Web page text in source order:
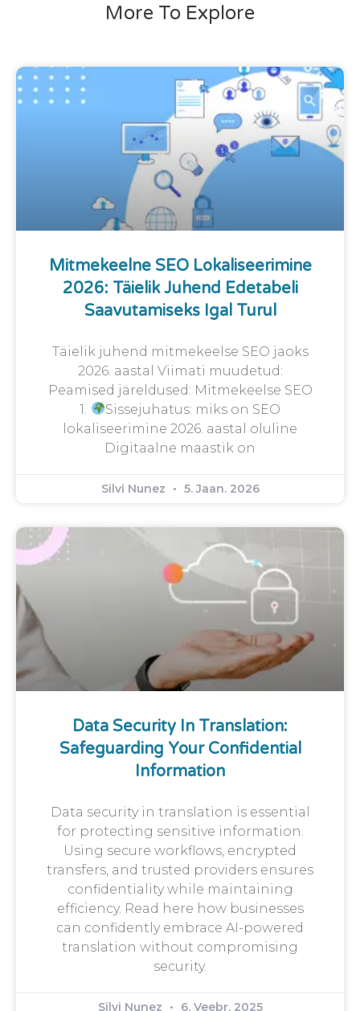
More To Explore
Mitmekeelne SEO Lokaliseerimine
2026: Täielik Juhend Edetabeli
Saavutamiseks Igal Turul
Täielik juhend mitmekeelse SEO jaoks
2026. aastal Viimati muudetud:
Peamised järeldused: Mitmekeelse SEO
1.
Sissejuhatus: miks on SEO
lokaliseerimine 2026. aastal oluline
Digitaalne maastik on
Silvi Nunez 5. Jaan. 2026
Data Security In Translation:
Safeguarding Your Confidential
Information
Data security in translation is essential
for protecting sensitive information.
Using secure workflows, encrypted
transfers, and trusted providers ensures
confidentiality while maintaining
efficiency. Read here how businesses
can confidently embrace AI-powered
translation without compromising
security.
Silvi Nunez 6. Veebr. 2025